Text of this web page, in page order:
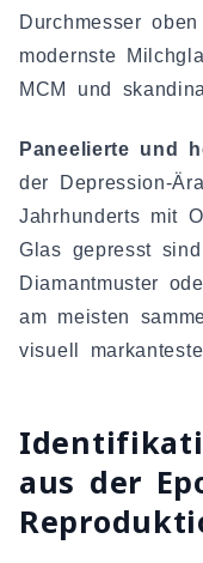
Durchmesser
modernste
MCM und
Paneelierte und
der Depression-
Jahrhunderts mit
Glas gepresst
Diamantmuster
am meisten
visuell
aus der